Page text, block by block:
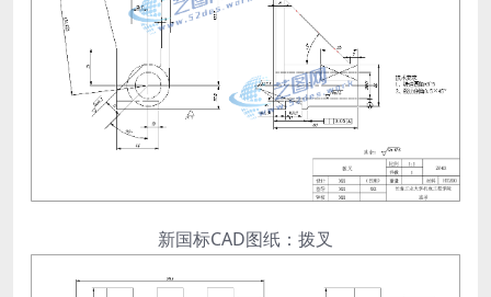
新国标CAD图纸：拨叉